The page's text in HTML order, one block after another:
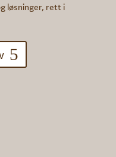
løsninger, rett i